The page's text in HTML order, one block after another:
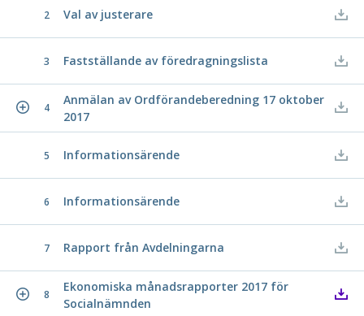
2 Val av justerare
3 Fastställande av föredragningslista
4
Anmälan av Ordförandeberedning 17 oktober
2017
5 Informationsärende
6 Informationsärende
7 Rapport från Avdelningarna
8
Ekonomiska månadsrapporter 2017 för
Socialnämnden